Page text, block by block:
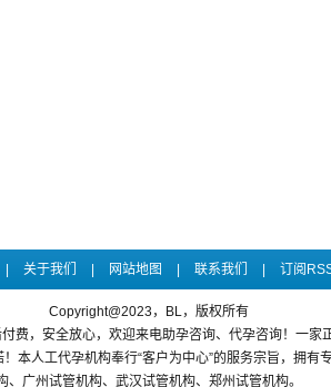
关于我们 网站地图 联系我们 订阅
Copyright@2023，BL，版权所有
，安全放心，欢迎来电助孕咨询、代孕咨询！一
人工代孕机构奉行“客户为中心”的服务宗旨，拥
、广州试管机构、武汉试管机构、郑州试管机构。